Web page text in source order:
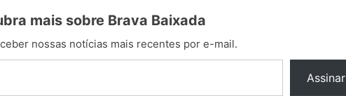
mais sobre Brava Baixada
nossas notícias mais recentes por e-mail.
Assinar